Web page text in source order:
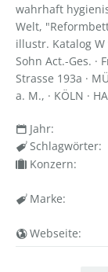
wahrhaft
Welt,
illustr. Katalog
Sohn Act.-Ges. ·
Strasse 193a ·
a. M., · KÖLN ·
Jahr:
Schlagwörter:
Konzern:
Marke:
Webseite: